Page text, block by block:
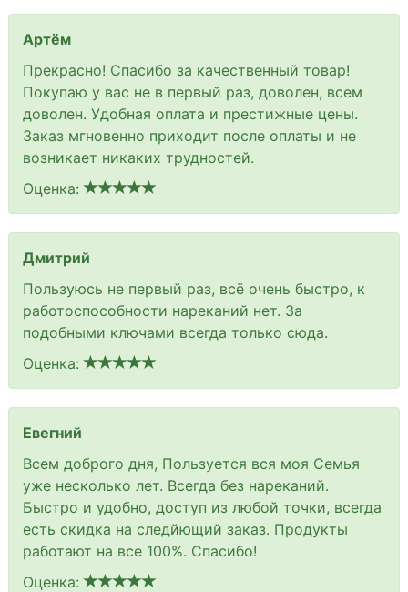
Артём
Прекрасно! Спасибо за качественный товар!
Покупаю у вас не в первый раз, доволен, всем
доволен. Удобная оплата и престижные цены.
Заказ мгновенно приходит после оплаты и не
возникает никаких трудностей.
Оценка:
Дмитрий
Пользуюсь не первый раз, всё очень быстро, к
работоспособности нареканий нет. За
подобными ключами всегда только сюда.
Оценка:
Евегний
Всем доброго дня, Пользуется вся моя Семья
уже несколько лет. Всегда без нареканий.
Быстро и удобно, доступ из любой точки, всегда
есть скидка на следйющий заказ. Продукты
работают на все 100%. Спасибо!
Оценка: